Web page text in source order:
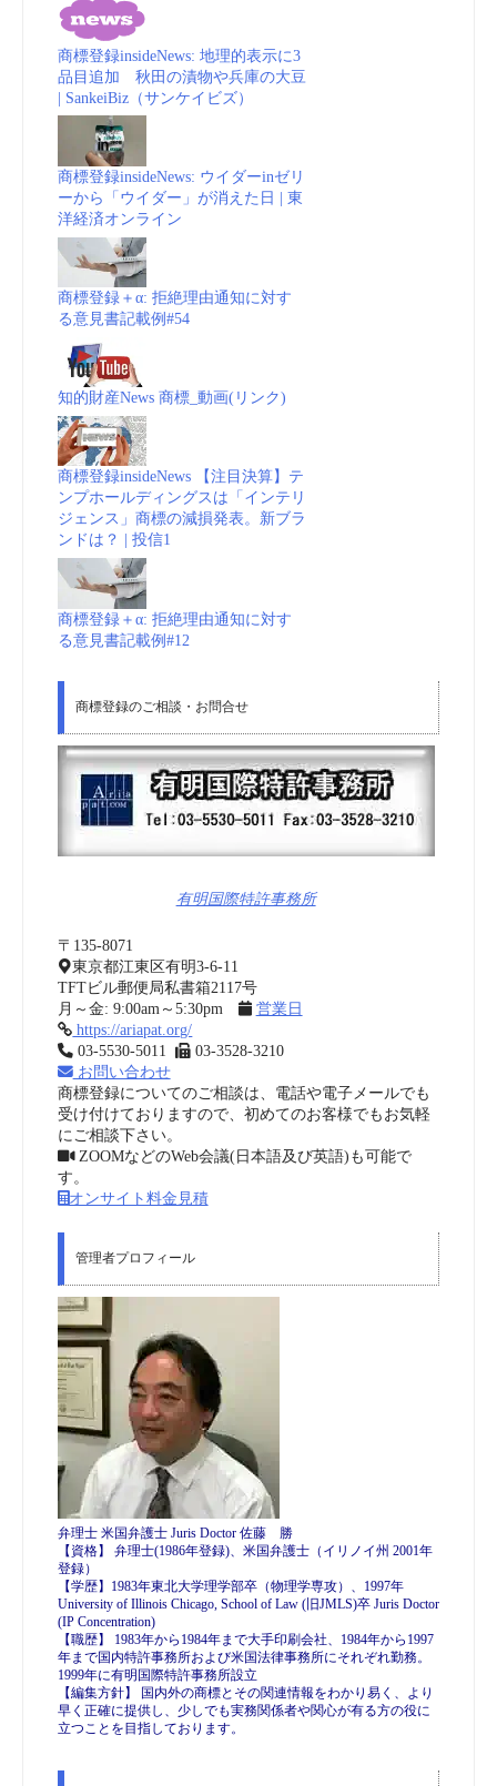
画
（embedded）”
商標登録insideNews: 地理的表示に3
品目追加 秋田の漬物や兵庫の大豆
| SankeiBiz（サンケイビズ）
商標登録insideNews: ウイダーinゼリ
ーから「ウイダー」が消えた日 | 東
洋経済オンライン
商標登録＋α: 拒絶理由通知に対す
る意見書記載例#54
知的財産News 商標_動画(リンク)
商標登録insideNews 【注目決算】テ
ンプホールディングスは「インテリ
ジェンス」商標の減損発表。新ブラ
ンドは？ | 投信1
商標登録＋α: 拒絶理由通知に対す
る意見書記載例#12
商標登録のご相談・お問合せ
有明国際特許事務所
〒135-8071
東京都江東区有明3-6-11
TFTビル郵便局私書箱2117号
月～金: 9:00am～5:30pm
営業日
https://ariapat.org/
03-5530-5011
03-3528-3210
お問い合わせ
商標登録についてのご相談は、電話や電子メールでも
受け付けておりますので、初めてのお客様でもお気軽
にご相談下さい。
ZOOMなどのWeb会議(日本語及び英語)も可能で
す。
オンサイト料金見積
管理者プロフィール
弁理士 米国弁護士 Juris Doctor 佐藤 勝
【資格】 弁理士(1986年登録)、米国弁護士（イリノイ州 2001年
登録）
【学歴】1983年東北大学理学部卒（物理学専攻）、1997年
University of Illinois Chicago, School of Law (旧JMLS)卒 Juris Doctor
(IP Concentration)
【職歴】 1983年から1984年まで大手印刷会社、1984年から1997
年まで国内特許事務所および米国法律事務所にそれぞれ勤務。
1999年に有明国際特許事務所設立
【編集方針】 国内外の商標とその関連情報をわかり易く、より
早く正確に提供し、少しでも実務関係者や関心が有る方の役に
立つことを目指しております。